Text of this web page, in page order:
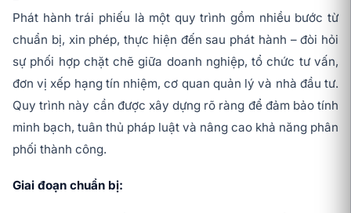
Phát hành trái phiếu là một quy trình gồm nhiều bước từ
chuẩn bị, xin phép, thực hiện đến sau phát hành – đòi hỏi
sự phối hợp chặt chẽ giữa doanh nghiệp, tổ chức tư vấn,
đơn vị xếp hạng tín nhiệm, cơ quan quản lý và nhà đầu tư.
Quy trình này cần được xây dựng rõ ràng để đảm bảo tính
minh bạch, tuân thủ pháp luật và nâng cao khả năng phân
phối thành công.
Giai đoạn chuẩn bị: